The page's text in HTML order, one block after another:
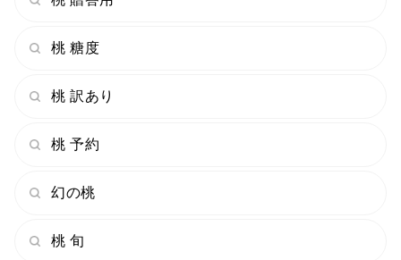
桃 糖度
桃 訳あり
桃 予約
幻の桃
桃 旬